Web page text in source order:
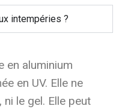
intempéries ?
en aluminium
en UV. Elle ne
ni le gel. Elle peut